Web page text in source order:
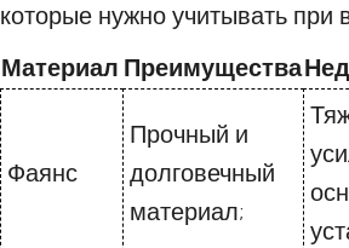
которые нужно учитывать при
Материал Преимущества
Фаянс
Прочный и
долговечный
материал;